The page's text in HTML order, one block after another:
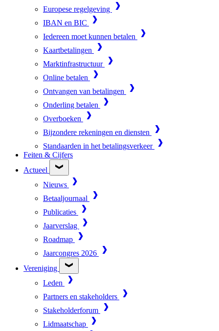
Europese regelgeving
IBAN en BIC
Iedereen moet kunnen betalen
Kaartbetalingen
Marktinfrastructuur
Online betalen
Ontvangen van betalingen
Onderling betalen
Overboeken
Bijzondere rekeningen en diensten
Standaarden in het betalingsverkeer
Feiten & Cijfers
Actueel
Nieuws
Betaaljournaal
Publicaties
Jaarverslag
Roadmap
Jaarcongres 2026
Vereniging
Leden
Partners en stakeholders
Stakeholderforum
Lidmaatschap